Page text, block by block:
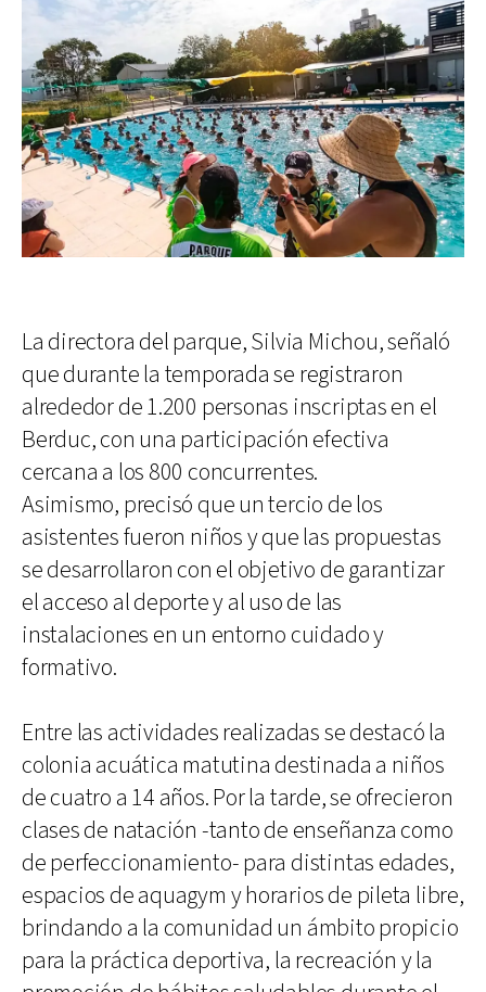
La directora del parque, Silvia Michou, señaló
que durante la temporada se registraron
alrededor de 1.200 personas inscriptas en el
Berduc, con una participación efectiva
cercana a los 800 concurrentes.
Asimismo, precisó que un tercio de los
asistentes fueron niños y que las propuestas
se desarrollaron con el objetivo de garantizar
el acceso al deporte y al uso de las
instalaciones en un entorno cuidado y
formativo.
Entre las actividades realizadas se destacó la
colonia acuática matutina destinada a niños
de cuatro a 14 años. Por la tarde, se ofrecieron
clases de natación -tanto de enseñanza como
de perfeccionamiento- para distintas edades,
espacios de aquagym y horarios de pileta libre,
brindando a la comunidad un ámbito propicio
para la práctica deportiva, la recreación y la